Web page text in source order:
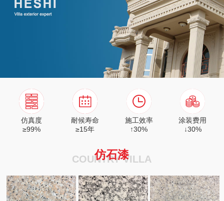
联系我们
仿真度
≥99%
耐候寿命
≥15年
施工效率
↑30%
涂装费用
↓30%
COUNTRY VILLA
仿石漆